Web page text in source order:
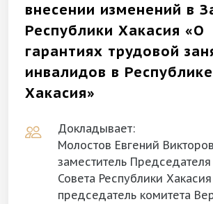
внесении изменений в
Республики Хакасия «О
гарантиях трудовой
инвалидов в Республике
Хакасия»
Докладывает:
Молостов Евгений
заместитель
Совета Республики
председатель комитета